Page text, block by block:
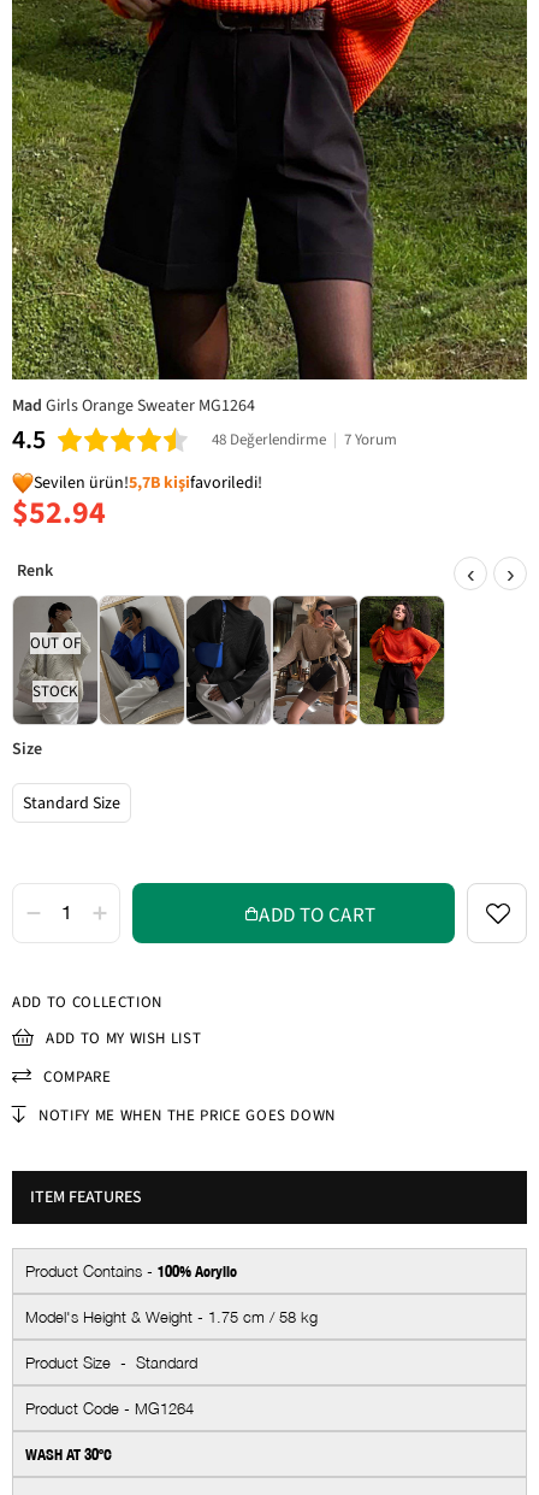
Mad Girls Orange Sweater MG1264
4.5 48 Değerlendirme | 7 Yorum
Sevilen ürün!5,7B kişifavoriledi!
$52.94
OUT OF
STOCK
‹ ›
size
Standard Size
ADD TO COLLECTION
ADD TO MY WISH LIST
COMPARE
NOTIFY ME WHEN THE PRICE GOES DOWN
ITEM FEATURES
Product Contains - 100% Acrylic
Model's Height & Weight - 1.75 cm / 58 kg
Product Size - Standard
Product Code - MG1264
WASH AT 30ºC